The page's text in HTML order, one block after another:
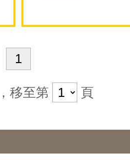
1
移至第 頁